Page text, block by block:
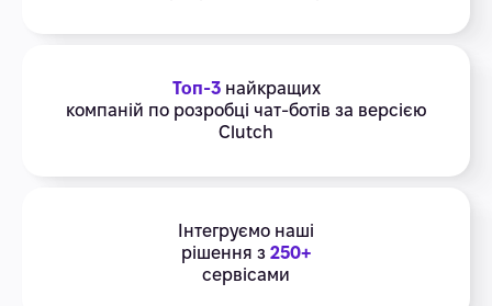
Топ-3найкращих
компаній по розробці чат-ботів за версією
Clutch
Інтегруємо наші
рішення з 250+
сервісами